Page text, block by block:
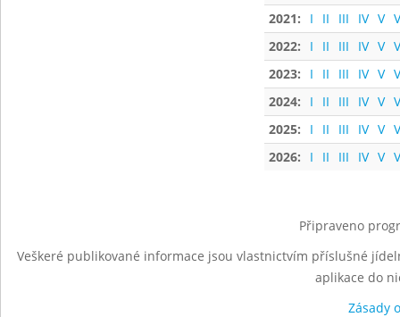
2021:
I II III IV V
2022:
I II III IV V
2023:
I II III IV V
2024:
I II III IV V
2025:
I II III IV V
2026:
I II III IV V
Připraveno
Veškeré publikované informace jsou vlastnictvím příslušné
aplikace do
Zásady